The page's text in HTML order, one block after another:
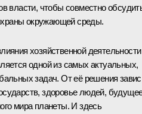
власти, чтобы совместно
окружающей среды.
хозяйственной деятельности
одной из самых актуальных,
задач. От её решения
здоровье людей,
мира планеты. И здесь